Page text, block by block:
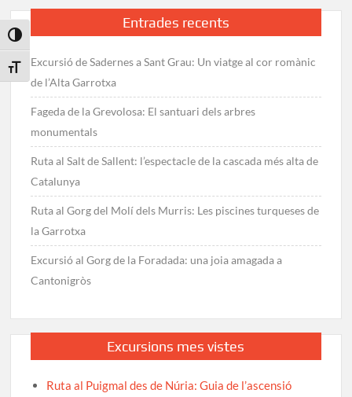
Toggle High Contrast
Toggle Font size
Entrades recents
Excursió de Sadernes a Sant Grau: Un viatge al cor romànic
de l’Alta Garrotxa
Fageda de la Grevolosa: El santuari dels arbres
monumentals
Ruta al Salt de Sallent: l’espectacle de la cascada més alta de
Catalunya
Ruta al Gorg del Molí dels Murris: Les piscines turqueses de
la Garrotxa
Excursió al Gorg de la Foradada: una joia amagada a
Cantonigròs
Excursions mes vistes
Ruta al Puigmal des de Núria: Guia de l’ascensió